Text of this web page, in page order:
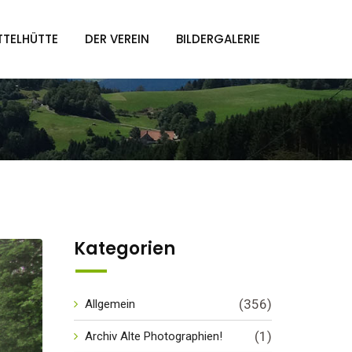
DER VEREIN BILDERGALERIE
Kategorien
Allgemein (356)
Archiv Alte Photographien! (1)